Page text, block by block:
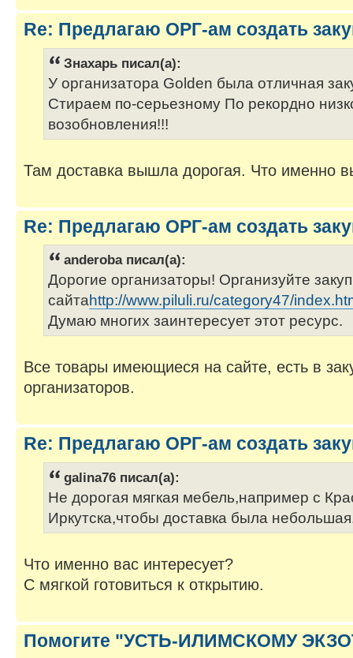
Re: Предлагаю ОРГ-ам создать
Знахарь писал(а):
У организатора Golden была отличная
Стираем по-серьезному По рекордно
возобновления!!!
Там доставка вышла дорогая. Что именно
Re: Предлагаю ОРГ-ам создать
anderoba писал(а):
Дорогие организаторы! Организуйте
сайтаhttp://www.piluli.ru/category47/
Думаю многих заинтересует этот ресурс.
Все товары имеющиеся на сайте, есть в
организаторов.
Re: Предлагаю ОРГ-ам создать
galina76 писал(а):
Не дорогая мягкая мебель,например с
Иркутска,чтобы доставка была
Что именно вас интересует?
С мягкой готовиться к открытию.
Помогите "УСТЬ-ИЛИМСКОМУ